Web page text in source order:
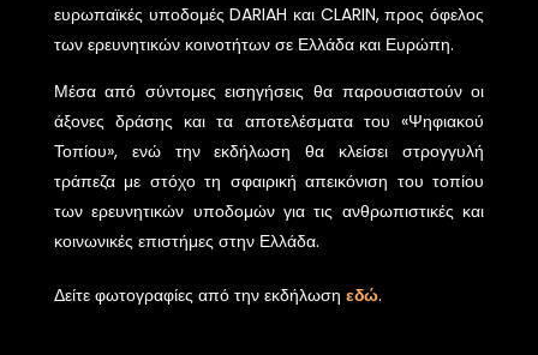
ευρωπαϊκές υποδομές DARIAH και CLARIN,προς όφελος
των ερευνητικών κοινοτήτων σε Ελλάδα και Ευρώπη.
Μέσα από σύντομες εισηγήσεις θα παρουσιαστούν οι
άξονες δράσης και τα αποτελέσματα του«Ψηφιακού
Τοπίου», ενώ την εκδήλωση θα κλείσει στρογγυλή
τράπεζα με στόχο τη σφαιρική απεικόνιση του τοπίου
των ερευνητικών υποδομών για τις ανθρωπιστικές και
κοινωνικές επιστήμες στην Ελλάδα.
Δείτε φωτογραφίες από την εκδήλωση εδώ.